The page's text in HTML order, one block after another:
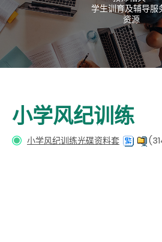
学生训育及辅导服
资源
小学风纪训练
小学风纪训练光碟资料套